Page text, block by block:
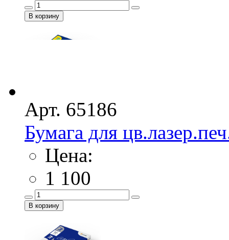
Арт. 65186
Бумага для
Цена:
1 100